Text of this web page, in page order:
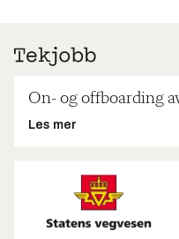
On- og offboarding
Les mer